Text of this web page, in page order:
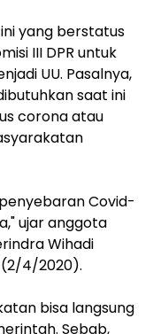
yang berstatus
III DPR untuk
UU. Pasalnya,
saat ini
corona atau
Covid-
ujar anggota
Wihadi
(2/4/2020).
bisa langsung
Sebab,